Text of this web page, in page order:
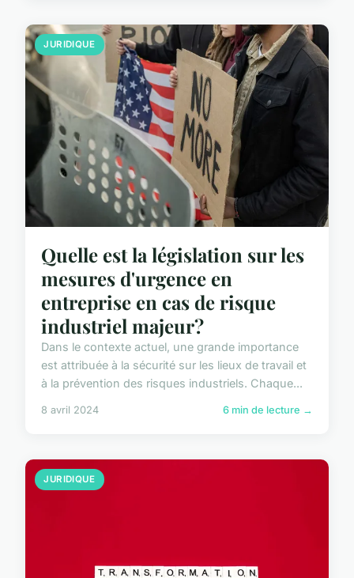
JURIDIQUE
Quelle est la législation sur les
mesures d'urgence en
entreprise en cas de risque
industriel majeur?
Dans le contexte actuel, une grande importance
est attribuée à la sécurité sur les lieux de travail et
à la prévention des risques industriels. Chaque...
8 avril 2024 6 min de lecture →
JURIDIQUE